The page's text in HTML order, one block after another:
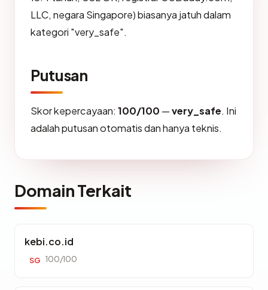
LLC, negara Singapore) biasanya jatuh dalam
kategori "very_safe".
Putusan
Skor kepercayaan: 100/100 —very_safe. Ini
adalah putusan otomatis dan hanya teknis.
Domain Terkait
kebi.co.id
SG 100/100